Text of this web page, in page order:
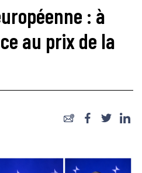
: à
au prix de la